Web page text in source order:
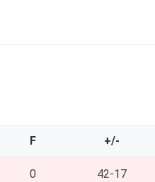
F +/-
0 42-17